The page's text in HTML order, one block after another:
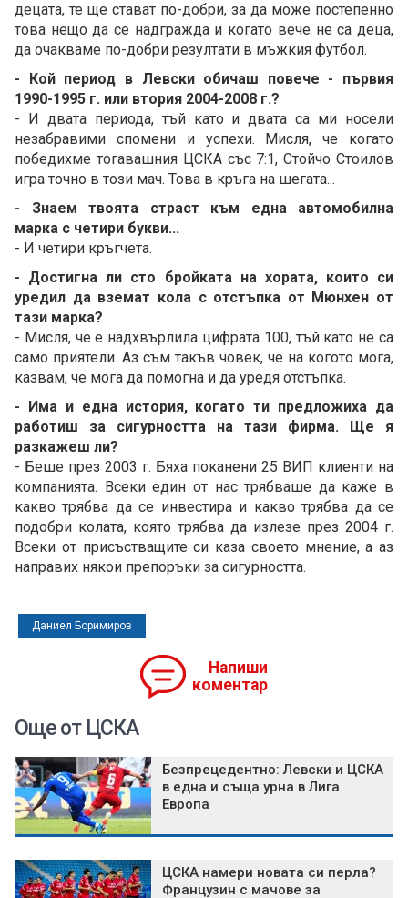
децата, те ще стават по-добри, за да може постепенно
това нещо да се надгражда и когато вече не са деца,
да очакваме по-добри резултати в мъжкия футбол.
- Кой период в Левски обичаш повече - първия
1990-1995 г. или втория 2004-2008 г.?
- И двата периода, тъй като и двата са ми носели
незабравими спомени и успехи. Мисля, че когато
победихме тогавашния ЦСКА със 7:1, Стойчо Стоилов
игра точно в този мач. Това в кръга на шегата...
- Знаем твоята страст към една автомобилна
марка с четири букви...
- И четири кръгчета.
- Достигна ли сто бройката на хората, които си
уредил да вземат кола с отстъпка от Мюнхен от
тази марка?
- Мисля, че е надхвърлила цифрата 100, тъй като не са
само приятели. Аз съм такъв човек, че на когото мога,
казвам, че мога да помогна и да уредя отстъпка.
- Има и една история, когато ти предложиха да
работиш за сигурността на тази фирма. Ще я
разкажеш ли?
- Беше през 2003 г. Бяха поканени 25 ВИП клиенти на
компанията. Всеки един от нас трябваше да каже в
какво трябва да се инвестира и какво трябва да се
подобри колата, която трябва да излезе през 2004 г.
Всеки от присъстващите си каза своето мнение, а аз
направих някои препоръки за сигурността.
Даниел Боримиров
Напиши
коментар
Още от ЦСКА
Безпрецедентно: Левски и ЦСКА
в една и съща урна в Лига
Европа
ЦСКА намери новата си перла?
Французин с мачове за